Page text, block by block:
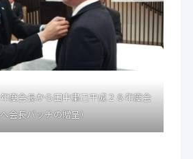
年度会長から田中粛己平成２８年度会
会長バッチの贈呈）